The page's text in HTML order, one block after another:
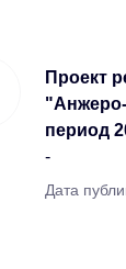
Проект
период
-
Дата